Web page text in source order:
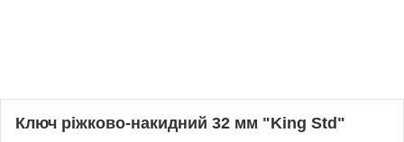
Ключ ріжково-накидний 32 мм "King Std"